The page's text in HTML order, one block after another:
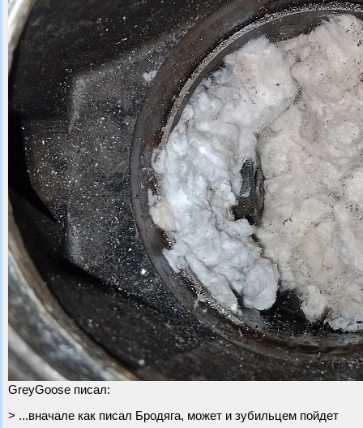
GreyGoose писал:
> ...вначале как писал Бродяга, может и зубильцем пойдет